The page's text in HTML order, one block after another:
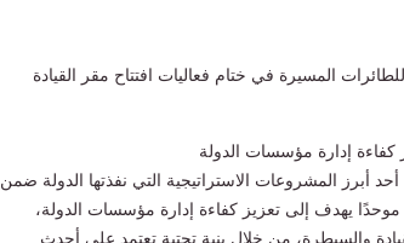
المسيرة في ختام فعاليات افتتاح مقر القيادة
كفاءة إدارة مؤسسات الدولة
أحد أبرز المشروعات الاستراتيجية التي نفذتها الدولة ضمن
موحدًا يهدف إلى تعزيز كفاءة إدارة مؤسسات الدولة،
والسيطرة، من خلال بنية تحتية تعتمد على أحدث